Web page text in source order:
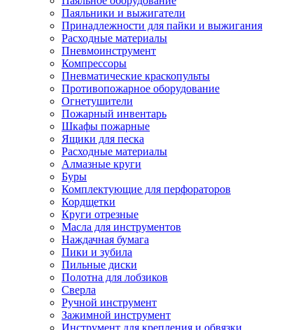
Паяльники и выжигатели
Принадлежности для пайки и выжигания
Расходные материалы
Пневмоинструмент
Компрессоры
Пневматические краскопульты
Противопожарное оборудование
Огнетушители
Пожарный инвентарь
Шкафы пожарные
Ящики для песка
Расходные материалы
Алмазные круги
Буры
Комплектующие для перфораторов
Кордщетки
Круги отрезные
Масла для инструментов
Наждачная бумага
Пики и зубила
Пильные диски
Полотна для лобзиков
Сверла
Ручной инструмент
Зажимной инструмент
Инструмент для крепления и обвязки